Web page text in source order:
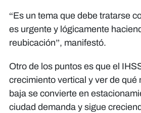
“Es un tema que debe tratarse
es urgente y lógicamente
reubicación”, manifestó.
Otro de los puntos es que el
crecimiento vertical y ver de qué
baja se convierte en
ciudad demanda y sigue